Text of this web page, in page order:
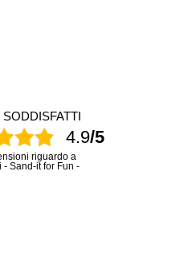
4.9/5
riguardo a
- Sand-it for Fun -